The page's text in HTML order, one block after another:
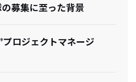
募集に至った背景
ロジェクトマネージ